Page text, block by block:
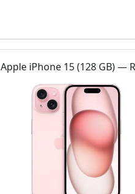
Apple iPhone 15 (128 GB) —